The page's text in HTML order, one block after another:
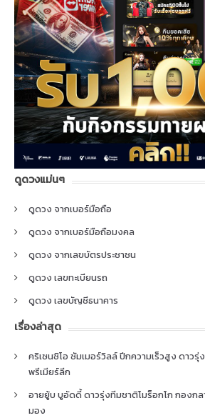
ดูดวงแม่นๆ
ดูดวง จากเบอร์มือถือ
ดูดวง จากเบอร์มือถือมงคล
ดูดวง จากเลขบัตรประชาชน
ดูดวง เลขทะเบียนรถ
ดูดวง เลขบัญชีธนาคาร
เรื่องล่าสุด
คริเซนซิโอ ซัมเมอร์วิลล์ ปีกความเร็วสูง ดาว
พรีเมียร์ลีก
อายยู้บ บูอัดดี้ ดาวรุ่งทีมชาติโมร็อกโก กองก
มอง